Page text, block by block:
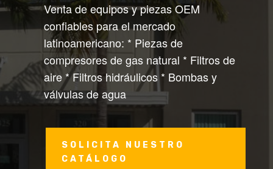
Venta de equipos y piezas OEM
confiables para el mercado
latinoamericano: * Piezas de
compresores de gas natural * Filtros de
aire * Filtros hidráulicos * Bombas y
válvulas de agua
SOLICITA NUESTRO
CATÁLOGO